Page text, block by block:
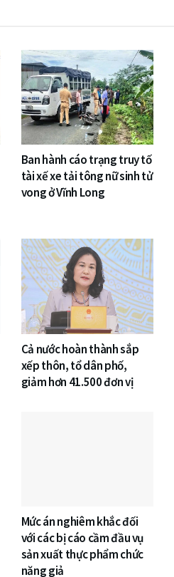
Ban hành cáo trạng truy tố
tài xế xe tải tông nữ sinh tử
vong ở Vĩnh Long
Cả nước hoàn thành sắp
xếp thôn, tổ dân phố,
giảm hơn 41.500 đơn vị
Mức án nghiêm khắc đối
với các bị cáo cầm đầu vụ
sản xuất thực phẩm chức
năng giả